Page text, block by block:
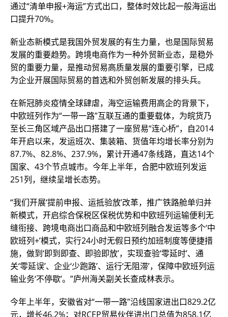
通过“清单申报+海运”方式出口，整体时效比起一般海运出
口提升70%。
新业态新模式是我国外贸发展的有生力量，也是国际贸易
发展的重要趋势。跨境电商作为一种外贸新业态，是稳外
贸的重要力量，是推动贸易高质量发展的重要引擎，已成
为企业开展国际贸易的首选和外贸创新发展的排头兵。
在新冠肺炎疫情全球肆虐，海空运输费用高企的背景下，
中欧班列作为“一带一路”互联互通的重要载体，为皖货乃
至长三角区域产品出口搭建了一座贸易“连心桥”，自2014
年开启以来，发运班次、集装箱、货值年均增长率分别为
87.7%、82.8%、237.9%，累计开通47条线路，直达14个
国家、43个节点城市。今年上半年，合肥中欧班列发运
251列，继续呈增长态势。
“我们开展‘提前申报、运抵验放’改革，推广铁路舱单归并
新模式，开启综合保税区保税优势和中欧班列运输便利无
缝衔接、跨境电商出口商品和中欧班列融合发运等多个‘中
欧班列+’模式，实行24小时无假日预约加班制度等便捷措
施，做到‘即到即查、即验即放’，实现查验‘零延时’、通
关‘零延误’、企业‘少跑路’、运行‘无阻滞’，保障中欧班列运
输业务‘不停歇’。”庐州海关副关长查成林表示。
今年上半年，安徽省对“一带一路”沿线国家进出口829.2亿
元，增长46.2%；对RCEP贸易伙伴进出口总值为858.1亿